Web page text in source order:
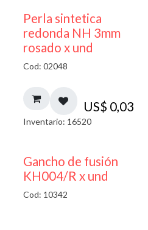
Perla sintetica
redonda NH 3mm
rosado x und
Cod: 02048
US$ 0,03
Inventario: 16520
Gancho de fusión
KH004/R x und
Cod: 10342